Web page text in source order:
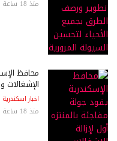
منذ 18 ساعة
محافظ
الإشغالات
اخبار اسكندرية
منذ 18 ساعة